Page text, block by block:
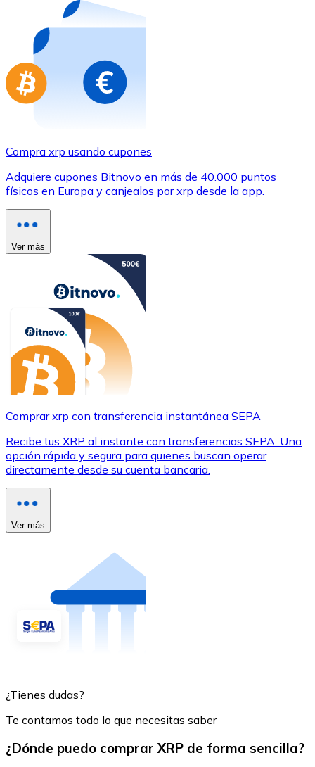
Ir a la tienda de tarjetas regalo
Compra xrp usando cupones
Adquiere cupones Bitnovo en más de 40.000 puntos
físicos en Europa y canjealos por xrp desde la app.
Ver más
Comprar xrp con transferencia instantánea SEPA
Recibe tus XRP al instante con transferencias SEPA. Una
opción rápida y segura para quienes buscan operar
directamente desde su cuenta bancaria.
Ver más
¿Tienes dudas?
Te contamos todo lo que necesitas saber
¿Dónde puedo comprar XRP de forma sencilla?